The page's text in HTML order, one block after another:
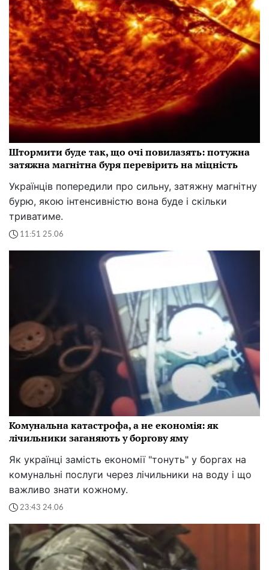
Штормити буде так, що очі повилазять: потужна
затяжна магнітна буря перевірить на міцність
Українців попередили про сильну, затяжну магнітну
бурю, якою інтенсивністю вона буде і скільки
триватиме.
11:51 25.06
Комунальна катастрофа, а не економія: як
лічильники заганяють у боргову яму
Як українці замість економії "тонуть" у боргах на
комунальні послуги через лічильники на воду і що
важливо знати кожному.
23:43 24.06